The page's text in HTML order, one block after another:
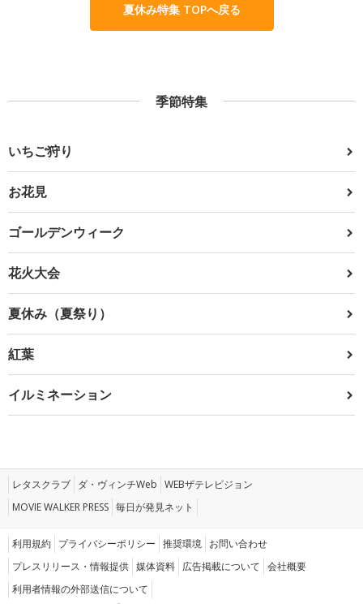
夏休み特集 TOPへ戻る
季節特集
いちご狩り
お花見
ゴールデンウィーク
花火大会
夏休み（夏祭り）
紅葉
イルミネーション
レタスクラブ ダ・ヴィンチWeb WEBザテレビジョン
MOVIE WALKER PRESS 毎日が発見ネット
利用規約 プライバシーポリシー 推奨環境 お問い合わせ
プレスリリース・情報提供 媒体資料 広告掲載について 会社概要
利用者情報の外部送信について